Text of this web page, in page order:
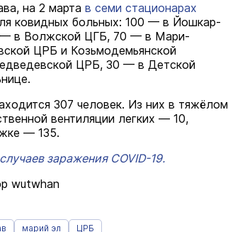
на 2 марта в семи стационарах
ковидных больных: 100 — в Йошкар-
— в Волжской ЦГБ, 70 — в Мари-
ЦРБ и Козьмодемьянской
ЦРБ, 30 — в Детской
307 человек. Из них в тяжёлом
вентиляции легких — 10,
— 135.
заражения COVID-19.
wutwhan
марий эл ЦРБ